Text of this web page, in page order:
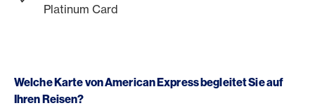
Platinum Card
Welche Karte von American Express begleitet Sie auf
Ihren Reisen?